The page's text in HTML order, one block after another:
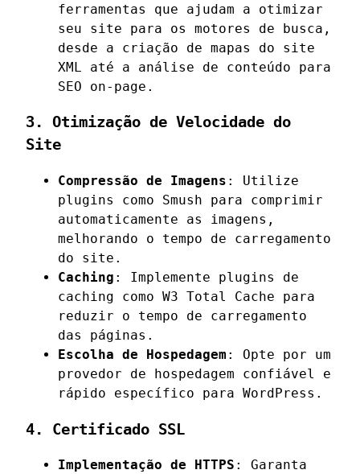
ferramentas que ajudam a otimizar
seu site para os motores de busca,
desde a criação de mapas do site
XML até a análise de conteúdo para
SEO on-page.
3. Otimização de Velocidade do
Site
Compressão de Imagens : Utilize
plugins como Smush para comprimir
automaticamente as imagens,
melhorando o tempo de carregamento
do site.
Caching : Implemente plugins de
caching como W3 Total Cache para
reduzir o tempo de carregamento
das páginas.
Escolha de Hospedagem : Opte por um
provedor de hospedagem confiável e
rápido específico para WordPress.
4. Certificado SSL
Implementação de HTTPS : Garanta